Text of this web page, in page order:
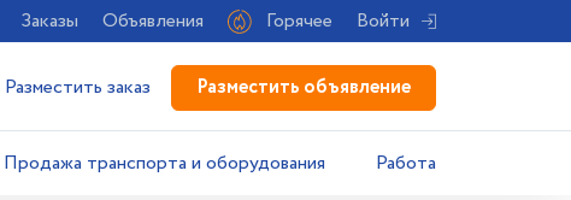
Заказы Объявления Горячее Войти
Разместить заказ Разместить объявление
Продажа транспорта и оборудования Работа